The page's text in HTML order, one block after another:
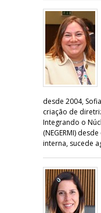
desde 2004,
criação de
Integrando o
(NEGERMI)
interna, sucede